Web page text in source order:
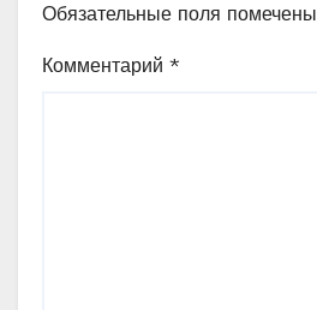
Обязательные поля помечены
Комментарий *